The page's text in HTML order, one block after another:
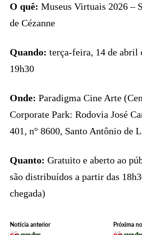
O quê: Museus Virtuais 2026 –
de Cézanne
Quando: terça-feira, 14 de abril
19h30
Onde: Paradigma Cine Arte
Corporate Park: Rodovia José
401, n° 8600, Santo Antônio de
Quanto: Gratuito e aberto ao
são distribuídos a partir das
chegada)
Notícia anterior Próxima